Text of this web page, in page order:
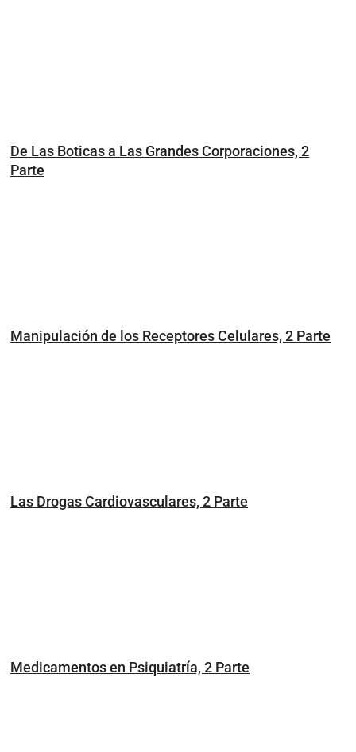
De Las Boticas a Las Grandes Corporaciones, 2
Parte
Manipulación de los Receptores Celulares, 2 Parte
Las Drogas Cardiovasculares, 2 Parte
Medicamentos en Psiquiatría, 2 Parte